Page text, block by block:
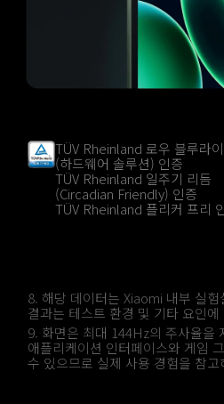
TÜV Rheinland 로우 블루라
(하드웨어 솔루션) 인증
TÜV Rheinland 일주기 리듬
(Circadian Friendly) 인증
TÜV Rheinland 플리커 프리
8. 해당 데이터는 Xiaomi 내부 실
결과는 테스트 환경 및 기타 요인
9. 화면은 최대 144Hz의 주사율을
애플리케이션 인터페이스와 게임
수 있으므로 실제 사용 경험을 참